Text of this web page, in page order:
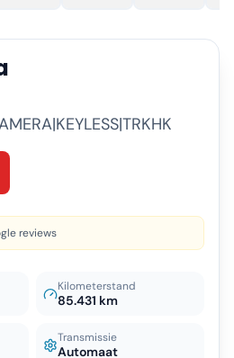
reviews
Kilometerstand
85.431 km
Transmissie
Automaat